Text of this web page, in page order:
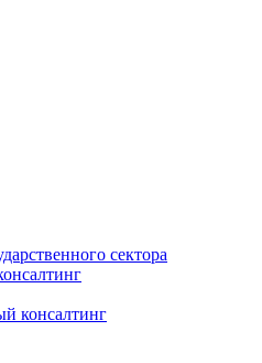
сектора
консалтинг